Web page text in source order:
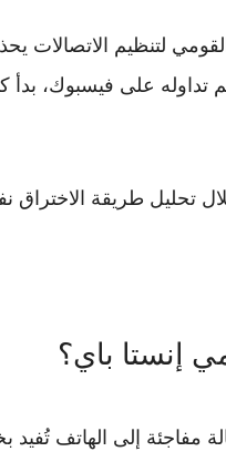
لتنظيم الاتصالات
تم تداوله على
طريقة الاختراق
إنستا باي؟
مفاجئة إلى الهاتف